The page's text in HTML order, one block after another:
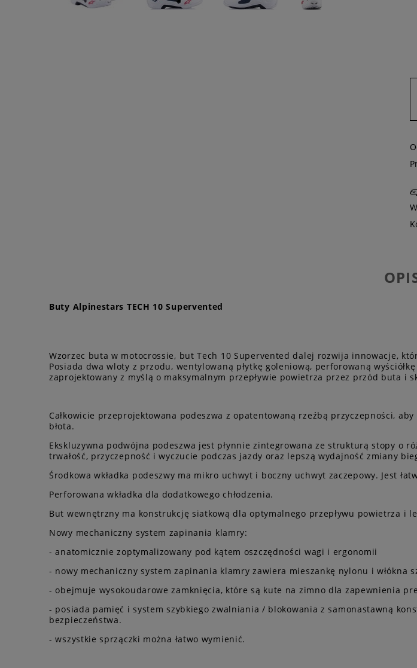
Buty Alpinestars TECH 10 Supervented
Wzorzec buta w motocrossie, but Tech 10 Supervented dalej rozwija innowacje,
Posiada dwa wloty z przodu, wentylowaną płytkę goleniową, perforowaną
zaprojektowany z myślą o maksymalnym przepływie powietrza przez przód buta i
Całkowicie przeprojektowana podeszwa z opatentowaną rzeźbą przyczepności,
błota.
Ekskluzywna podwójna podeszwa jest płynnie zintegrowana ze strukturą stopy o
trwałość, przyczepność i wyczucie podczas jazdy oraz lepszą wydajność zmiany
Środkowa wkładka podeszwy ma mikro uchwyt i boczny uchwyt zaczepowy. Jest
Perforowana wkładka dla dodatkowego chłodzenia.
But wewnętrzny ma konstrukcję siatkową dla optymalnego przepływu powietrza i
Nowy mechaniczny system zapinania klamry:
- anatomicznie zoptymalizowany pod kątem oszczędności wagi i ergonomii
- nowy mechaniczny system zapinania klamry zawiera mieszankę nylonu i włókna
- obejmuje wysokoudarowe zamknięcia, które są kute na zimno dla zapewnienia
- posiada pamięć i system szybkiego zwalniania / blokowania z samonastawną
bezpieczeństwa.
- wszystkie sprzączki można łatwo wymienić.